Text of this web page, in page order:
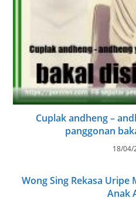
Cuplak andheng –
panggonan
18/04/
Wong Sing Rekasa
Anak